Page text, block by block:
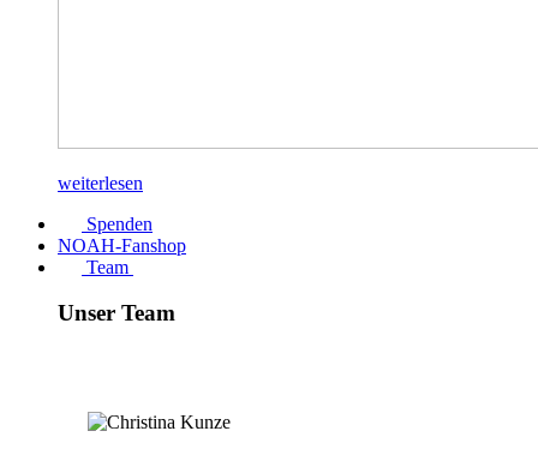
weiterlesen
Spenden
NOAH-Fanshop
Team
Unser Team